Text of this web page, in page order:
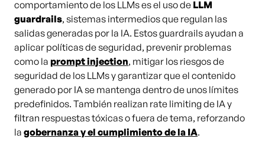
comportamiento de los LLMs es el uso de LLM
guardrails, sistemas intermedios que regulan las
salidas generadas por la IA. Estos guardrails ayudan a
aplicar políticas de seguridad, prevenir problemas
como la prompt injection, mitigar los riesgos de
seguridad de los LLMs y garantizar que el contenido
generado por IA se mantenga dentro de unos límites
predefinidos. También realizan rate limiting de IA y
filtran respuestas tóxicas o fuera de tema, reforzando
la gobernanza y el cumplimiento de la IA.